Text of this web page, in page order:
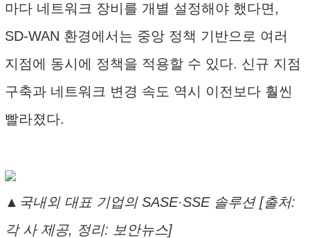
마다 네트워크 장비를 개별 설정해야 했다면,
SD-WAN 환경에서는 중앙 정책 기반으로 여러
지점에 동시에 정책을 적용할 수 있다. 신규 지점
구축과 네트워크 변경 속도 역시 이전보다 훨씬
빨라졌다.
▲국내외 대표 기업의 SASE·SSE 솔루션 [출처:
각 사 제공, 정리: 보안뉴스]